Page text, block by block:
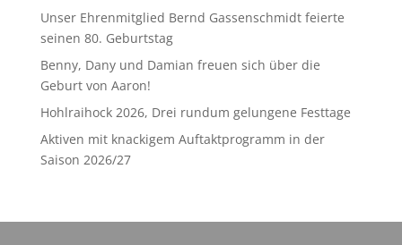
Unser Ehrenmitglied Bernd Gassenschmidt feierte
seinen 80. Geburtstag
Benny, Dany und Damian freuen sich über die
Geburt von Aaron!
Hohlraihock 2026, Drei rundum gelungene Festtage
Aktiven mit knackigem Auftaktprogramm in der
Saison 2026/27